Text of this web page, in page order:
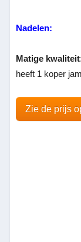
Nadelen:
Matige
heeft 1 koper
Zie de prijs